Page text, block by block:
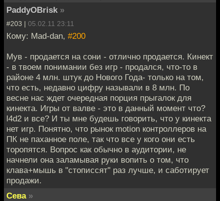
PaddyOBrisk »
#203 | 05.02.11 23:11
Кому: Mad-dan, #200
Мув - продается на сони - отлично продается. Кинект
- в твоем понимании без игр - продался, что-то в
районе 4 млн. штук до Нового Года- только на том,
что есть, недавно цифру называли в 8 млн. По
весне нас ждет очередная порция прыгалок для
кинекта. Игры от валве - это в данный момент что?
l4d2 и все? И ты мне будешь говорить, что у кинекта
нет игр. Понятно, что рынок motion контроллеров на
ПК не паханное поле, так что все у кого они есть
торопятся. Вопрос как обычно в аудитории, не
начнели она заламывая руки вопить о том, что
клава+мышь в "стописсят" раз лучше, и саботирует
продажи.
Сева »